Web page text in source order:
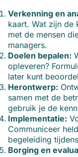
Verkenning en
kaart. Wat zijn de
met de mensen
managers.
Doelen bepalen:
opleveren?
later kunt
Herontwerp:
samen met de
gebruik je de
Implementatie:
Communiceer
begeleiding
Borging en